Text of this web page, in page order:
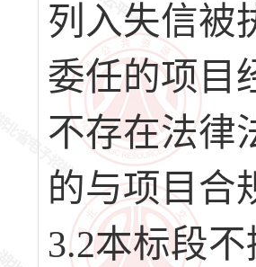
列入失信被
委任的项目
不存在法律
的与项目合
3.2本标段